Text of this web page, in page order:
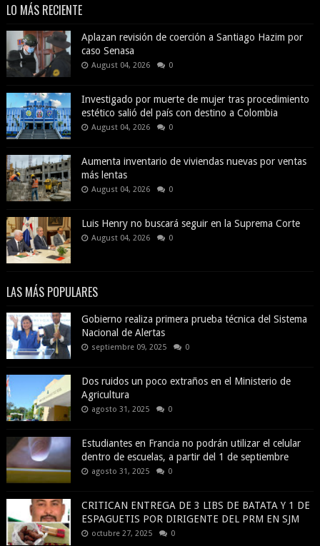
LO MÁS RECIENTE
Aplazan revisión de coerción a Santiago Hazim por
caso Senasa
August 04, 2026 0
Investigado por muerte de mujer tras procedimiento
estético salió del país con destino a Colombia
August 04, 2026 0
Aumenta inventario de viviendas nuevas por ventas
más lentas
August 04, 2026 0
Luis Henry no buscará seguir en la Suprema Corte
August 04, 2026 0
LAS MÁS POPULARES
Gobierno realiza primera prueba técnica del Sistema
Nacional de Alertas
septiembre 09, 2025 0
Dos ruidos un poco extraños en el Ministerio de
Agricultura
agosto 31, 2025 0
Estudiantes en Francia no podrán utilizar el celular
dentro de escuelas, a partir del 1 de septiembre
agosto 31, 2025 0
CRITICAN ENTREGA DE 3 LIBS DE BATATA Y 1 DE
ESPAGUETIS POR DIRIGENTE DEL PRM EN SJM
octubre 27, 2025 0